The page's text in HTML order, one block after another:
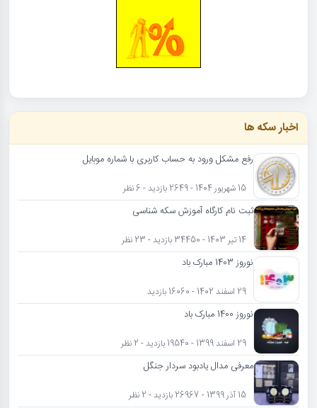
اخبار سکه ها
رفع مشکل ورود به حساب کاربری با شماره موبایل
15 شهریور 1404 - 2649 بازدید - 6 نظر
ثبت نام کارگاه آموزش سکه شناسی
14 تیر 1403 - 34450 بازدید - 23 نظر
نوروز 1403 مبارک باد
29 اسفند 1402 - 16060 بازدید
نوروز 1400 مبارک باد
29 اسفند 1399 - 19540 بازدید - 2 نظر
معرفی مدال یادبود سردار جنگل
15 آذر 1399 - 26967 بازدید - 2 نظر